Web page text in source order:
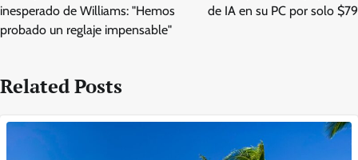
inesperado de Williams: "Hemos
probado un reglaje impensable"
de IA en su PC por solo $79
Related Posts